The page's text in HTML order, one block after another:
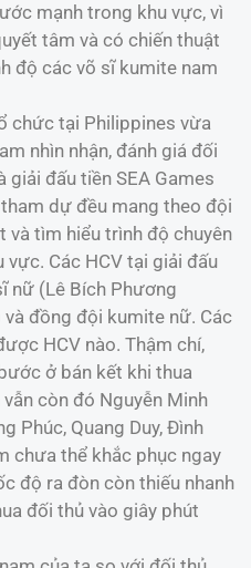
mạnh trong khu vực, vì
tâm và có chiến thuật
độ các võ sĩ kumite nam
chức tại Philippines vừa
nhìn nhận, đánh giá đối
giải đấu tiền SEA Games
dự đều mang theo đội
và tìm hiểu trình độ chuyên
Các HCV tại giải đấu
nữ (Lê Bích Phương
đồng đội kumite nữ. Các
HCV nào. Thậm chí,
ở bán kết khi thua
còn đó Nguyễn Minh
Phúc, Quang Duy, Đình
chưa thể khắc phục ngay
độ ra đòn còn thiếu nhanh
đối thủ vào giây phút